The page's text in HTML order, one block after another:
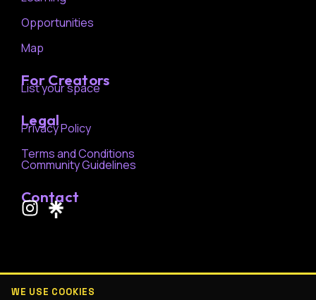
Opportunities
Map
For Creators
List your space
Legal
Privacy Policy
Terms and Conditions
Community Guidelines
Contact
I
n
a
g
WE USE COOKIES